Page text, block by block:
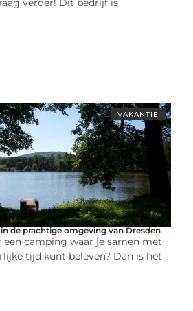
VAKANTIE
de prachtige omgeving van Dresden
een camping waar je samen met
tijd kunt beleven? Dan is het